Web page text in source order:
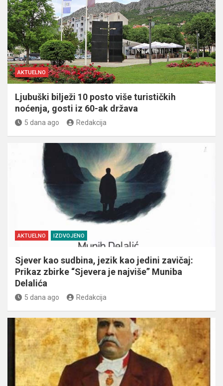
AKTUELNO
Ljubuški bilježi 10 posto više turističkih
noćenja, gosti iz 60-ak država
5 dana ago Redakcija
AKTUELNO IZDVOJENO
Sjever kao sudbina, jezik kao jedini zavičaj:
Prikaz zbirke “Sjevera je najviše” Muniba
Delalića
5 dana ago Redakcija